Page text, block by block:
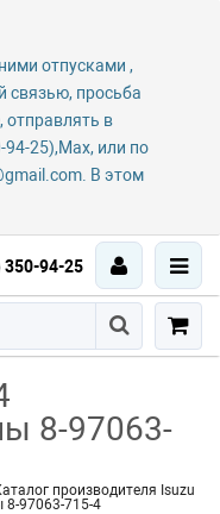
отпусками ,
связью, просьба
отправлять в
25),Max, или по
В этом
350-94-25
8-97063-
производителя Isuzu
8-97063-715-4